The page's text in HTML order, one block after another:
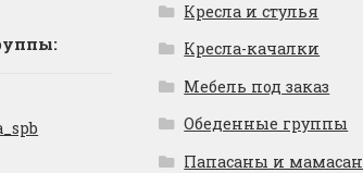
Кресла и стулья
Кресла-качалки
Мебель под заказ
Обеденные группы
Папасаны и